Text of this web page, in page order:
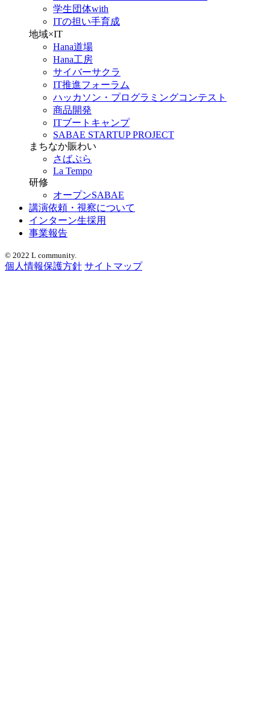
学生団体with
ITの担い手育成
地域×IT
Hana道場
Hana工房
サイバーサクラ
IT推進フォーラム
ハッカソン・プログラミングコンテスト
商品開発
ITブートキャンプ
SABAE STARTUP PROJECT
まちなか賑わい
さばぷら
La Tempo
研修
オープンSABAE
講演依頼・視察について
インターン生採用
事業報告
© 2022 L community.
個人情報保護方針 サイトマップ